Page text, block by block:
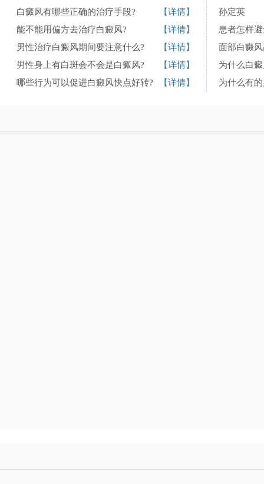
白癜风有哪些正确的治疗手段?
【详情】
能不能用偏方去治疗白癜风?
【详情】
男性治疗白癜风期间要注意什么?
【详情】
男性身上有白斑会不会是白癜风?
【详情】
哪些行为可以促进白癜风快点好转?
【详情】
孙定英
患者怎样
面部白癜
为什么白
为什么有